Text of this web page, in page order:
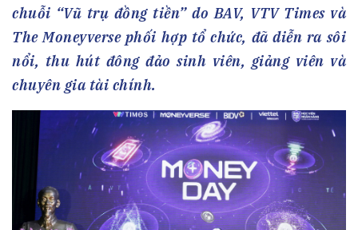
chuỗi “Vũ trụ đồng tiền” do BAV, VTV Times và
The Moneyverse phối hợp tổ chức, đã diễn ra sôi
nổi, thu hút đông đảo sinh viên, giảng viên và
chuyên gia tài chính.